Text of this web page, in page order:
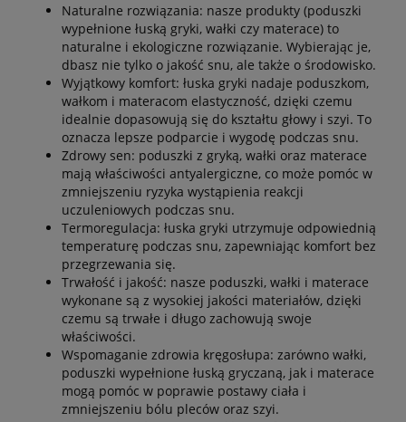
Naturalne rozwiązania: nasze produkty (poduszki
wypełnione łuską gryki, wałki czy materace) to
naturalne i ekologiczne rozwiązanie. Wybierając je,
dbasz nie tylko o jakość snu, ale także o środowisko.
Wyjątkowy komfort: łuska gryki nadaje poduszkom,
wałkom i materacom elastyczność, dzięki czemu
idealnie dopasowują się do kształtu głowy i szyi. To
oznacza lepsze podparcie i wygodę podczas snu.
Zdrowy sen: poduszki z gryką, wałki oraz materace
mają właściwości antyalergiczne, co może pomóc w
zmniejszeniu ryzyka wystąpienia reakcji
uczuleniowych podczas snu.
Termoregulacja: łuska gryki utrzymuje odpowiednią
temperaturę podczas snu, zapewniając komfort bez
przegrzewania się.
Trwałość i jakość: nasze poduszki, wałki i materace
wykonane są z wysokiej jakości materiałów, dzięki
czemu są trwałe i długo zachowują swoje
właściwości.
Wspomaganie zdrowia kręgosłupa: zarówno wałki,
poduszki wypełnione łuską gryczaną, jak i materace
mogą pomóc w poprawie postawy ciała i
zmniejszeniu bólu pleców oraz szyi.